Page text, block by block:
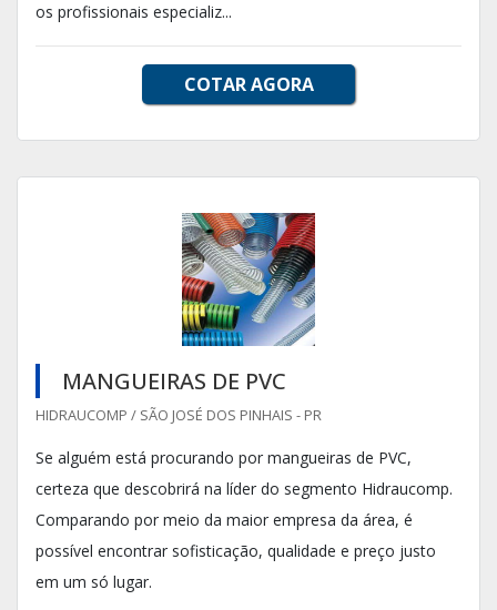
os profissionais especializ...
COTAR AGORA
MANGUEIRAS DE PVC
HIDRAUCOMP / SÃO JOSÉ DOS PINHAIS - PR
Se alguém está procurando por mangueiras de PVC,
certeza que descobrirá na líder do segmento Hidraucomp.
Comparando por meio da maior empresa da área, é
possível encontrar sofisticação, qualidade e preço justo
em um só lugar.